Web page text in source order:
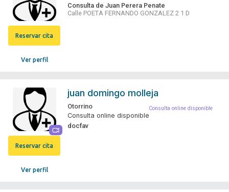
Ver perfil
Reservar cita
Consulta de Juan Perera Penate
Calle POETA FERNANDO GONZALEZ 2 1 D
Ver perfil
Reservar cita
juan domingo molleja
Otorrino Consulta online disponible
Consulta online disponible
docfav